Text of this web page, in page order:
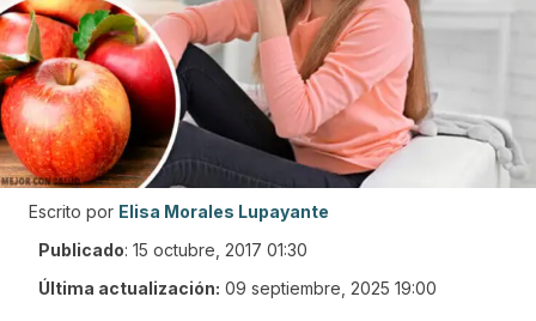
Escrito por Elisa Morales Lupayante
Publicado: 15 octubre, 2017 01:30
Última actualización: 09 septiembre, 2025 19:00